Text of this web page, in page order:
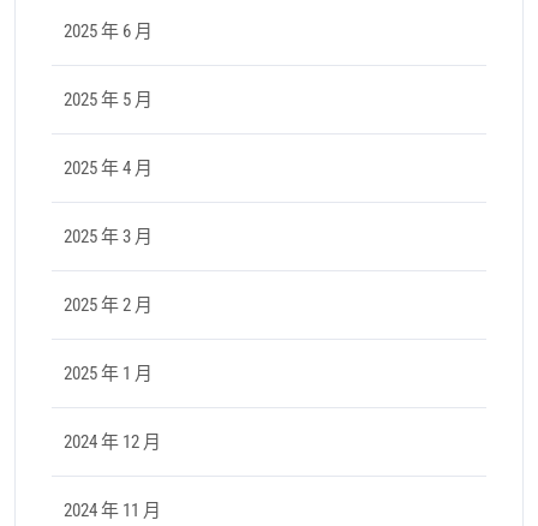
2025 年 6 月
2025 年 5 月
2025 年 4 月
2025 年 3 月
2025 年 2 月
2025 年 1 月
2024 年 12 月
2024 年 11 月